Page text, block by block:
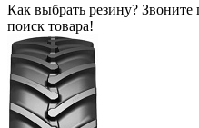
Как выбрать резину?
поиск товара!